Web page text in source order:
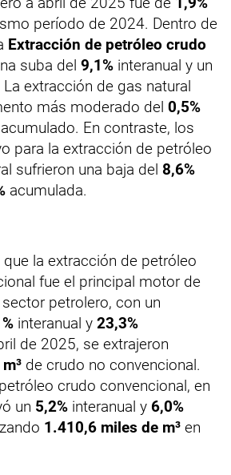
período de 2024. Dentro de
Extracción de petróleo crudo
suba del 9,1% interanual y un
extracción de gas natural
más moderado del 0,5%
acumulado. En contraste, los
para la extracción de petróleo
sufrieron una baja del 8,6%
acumulada.
la extracción de petróleo
fue el principal motor de
petrolero, con un
interanual y 23,3%
de 2025, se extrajeron
de crudo no convencional.
crudo convencional, en
un 5,2% interanual y 6,0%
1.410,6 miles de m³ en